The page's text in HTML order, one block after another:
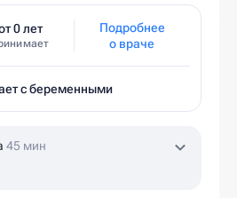
0 лет
Подробнее
о враче
с беременными
45 мин